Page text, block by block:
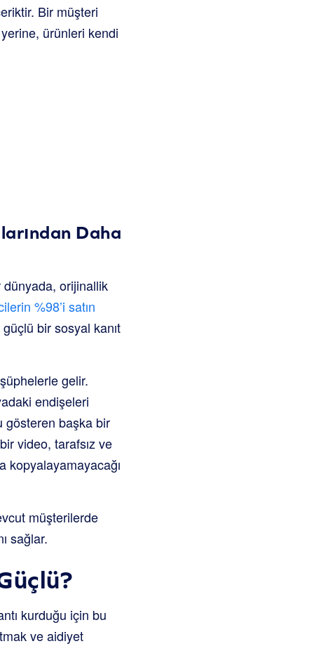
Bir müşteri
ürünleri kendi
Daha
dünyada, orijinallik
%98’i satın
bir sosyal kanıt
gelir.
endişeleri
gösteren başka bir
video, tarafsız ve
kopyalayamayacağı
müşterilerde
sağlar.
kurduğu için bu
ve aidiyet